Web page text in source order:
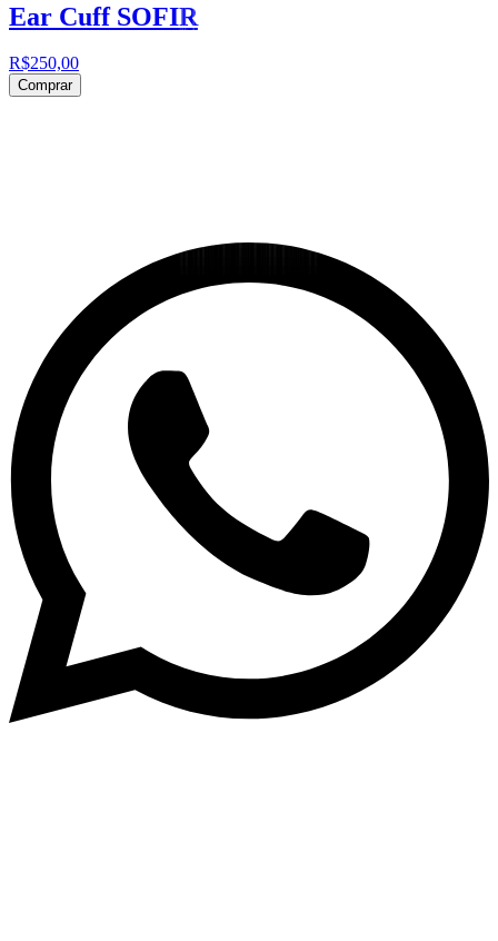
Ear Cuff SOFIR
R$250,00
Comprar